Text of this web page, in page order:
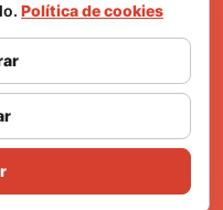
Karin
Política de cookies